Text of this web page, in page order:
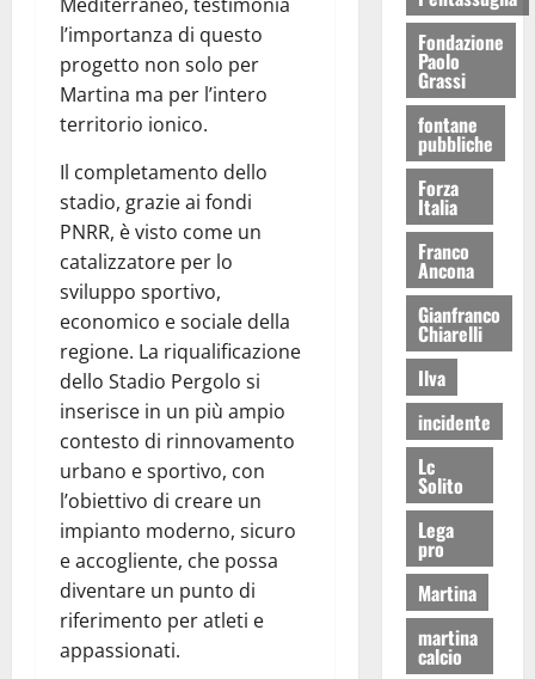
l’importanza di questo
progetto non solo per
Martina ma per l’intero
territorio ionico.
Il completamento dello
stadio, grazie ai fondi
PNRR, è visto come un
catalizzatore per lo
sviluppo sportivo,
economico e sociale della
regione. La riqualificazione
dello Stadio Pergolo si
inserisce in un più ampio
contesto di rinnovamento
urbano e sportivo, con
l’obiettivo di creare un
impianto moderno, sicuro
e accogliente, che possa
diventare un punto di
riferimento per atleti e
appassionati.
Fondazione
Paolo
Grassi
fontane
pubbliche
Forza
Italia
Franco
Ancona
Gianfranco
Chiarelli
Ilva
incidente
Lc
Solito
Lega
pro
Martina
martina
calcio